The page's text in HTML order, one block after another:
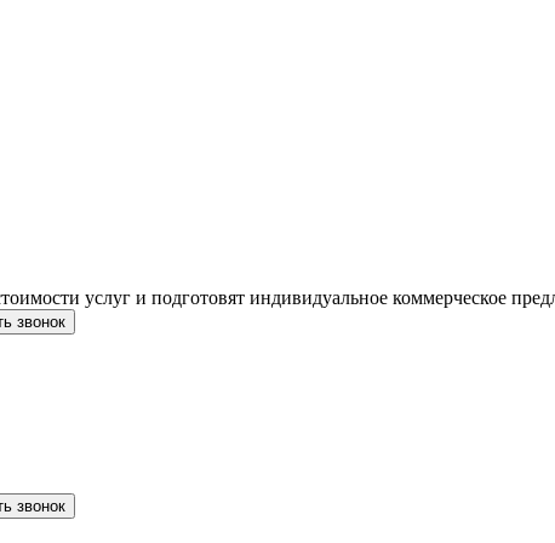
услуг и подготовят индивидуальное коммерческое
звонок
звонок